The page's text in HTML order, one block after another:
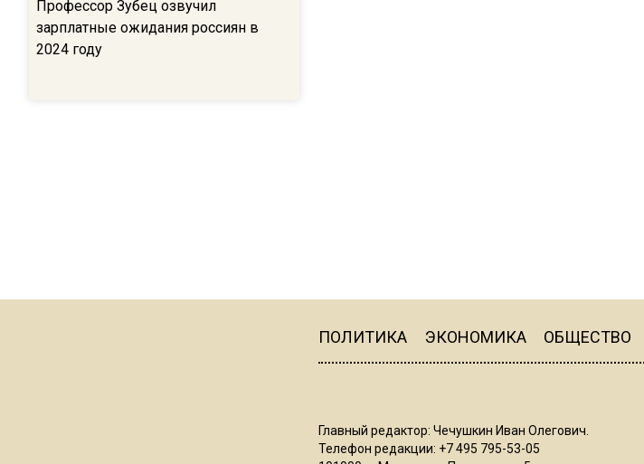
Профессор Зубец озвучил
зарплатные ожидания россиян в
2024 году
ПОЛИТИКА ЭКОНОМИКА ОБЩЕСТВО
Главный редактор: Чечушкин Иван Олегович.
Телефон редакции: +7 495 795-53-05